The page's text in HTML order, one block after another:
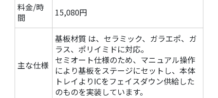
料金/時
間
15,080円
主な仕様
基板材質 は、セラミック、ガラエポ、ガ
ラス、ポリイミドに対応。
セミオート仕様のため、マニュアル操作
により基板をステージにセットし、本体
トレイよりICをフェイスダウン供給した
のものを実装しています。